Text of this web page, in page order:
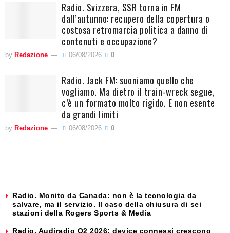
Radio. Svizzera, SSR torna in FM
dall’autunno: recupero della copertura o
costosa retromarcia politica a danno di
contenuti e occupazione?
by Redazione 06/08/2026 0
Radio. Jack FM: suoniamo quello che
vogliamo. Ma dietro il train-wreck segue,
c’è un formato molto rigido. E non esente
da grandi limiti
by Redazione 06/08/2026 0
Radio. Monito da Canada: non è la tecnologia da
salvare, ma il servizio. Il caso della chiusura di sei
stazioni della Rogers Sports & Media
Radio. Audiradio Q2 2026: device connessi crescono